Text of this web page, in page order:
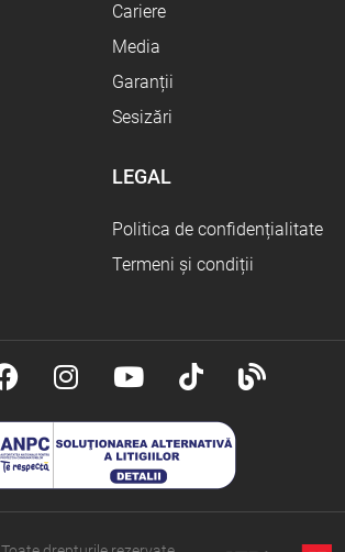
Cariere
Media
Garanții
Sesizări
LEGAL
Politica de confidențialitate
Termeni și condiții